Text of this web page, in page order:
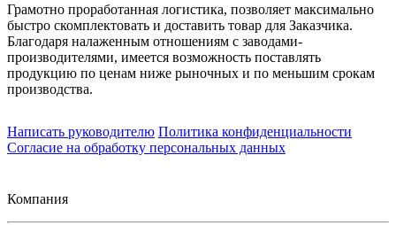
Грамотно проработанная логистика, позволяет максимально
быстро скомплектовать и доставить товар для Заказчика.
Благодаря налаженным отношениям с заводами-
производителями, имеется возможность поставлять
продукцию по ценам ниже рыночных и по меньшим срокам
производства.
Написать руководителю Политика конфиденциальности
Согласие на обработку персональных данных
Компания